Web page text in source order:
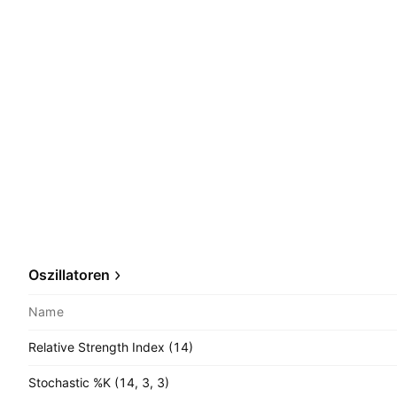
Oszillatoren
Name
Relative Strength Index (14)
Stochastic %K (14, 3, 3)